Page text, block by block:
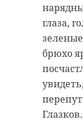
глаза,
брюхо
Глазков.